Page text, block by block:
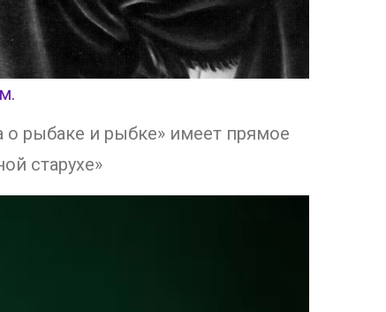
о рыбаке и рыбке» имеет прямое
старухе»